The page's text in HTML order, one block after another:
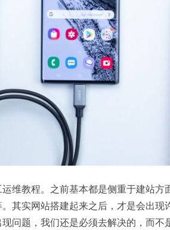
维教程。之前基本都是侧重于建站方
其实网站搭建起来之后，才是会出
问题，我们还是必须去解决的，而不